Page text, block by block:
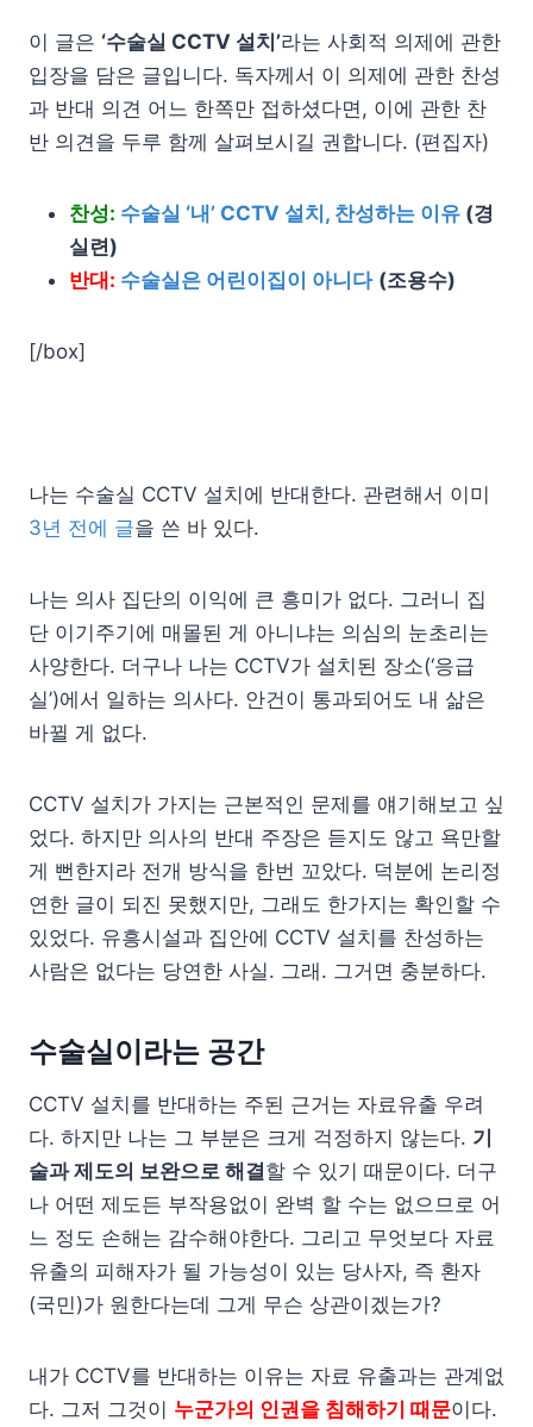
이 글은 ‘수술실 CCTV 설치’라는 사회적 의제에 관한
입장을 담은 글입니다. 독자께서 이 의제에 관한 찬성
과 반대 의견 어느 한쪽만 접하셨다면, 이에 관한 찬
반 의견을 두루 함께 살펴보시길 권합니다. (편집자)
찬성: 수술실 ‘내’ CCTV 설치, 찬성하는 이유 (경
실련)
반대: 수술실은 어린이집이 아니다 (조용수)
[/box]
나는 수술실 CCTV 설치에 반대한다. 관련해서 이미
3년 전에 글을 쓴 바 있다.
나는 의사 집단의 이익에 큰 흥미가 없다. 그러니 집
단 이기주기에 매몰된 게 아니냐는 의심의 눈초리는
사양한다. 더구나 나는 CCTV가 설치된 장소(‘응급
실’)에서 일하는 의사다. 안건이 통과되어도 내 삶은
바뀔 게 없다.
CCTV 설치가 가지는 근본적인 문제를 얘기해보고 싶
었다. 하지만 의사의 반대 주장은 듣지도 않고 욕만할
게 뻔한지라 전개 방식을 한번 꼬았다. 덕분에 논리정
연한 글이 되진 못했지만, 그래도 한가지는 확인할 수
있었다. 유흥시설과 집안에 CCTV 설치를 찬성하는
사람은 없다는 당연한 사실. 그래. 그거면 충분하다.
수술실이라는 공간
CCTV 설치를 반대하는 주된 근거는 자료유출 우려
다. 하지만 나는 그 부분은 크게 걱정하지 않는다. 기
술과 제도의 보완으로 해결할 수 있기 때문이다. 더구
나 어떤 제도든 부작용없이 완벽 할 수는 없으므로 어
느 정도 손해는 감수해야한다. 그리고 무엇보다 자료
유출의 피해자가 될 가능성이 있는 당사자, 즉 환자
(국민)가 원한다는데 그게 무슨 상관이겠는가?
내가 CCTV를 반대하는 이유는 자료 유출과는 관계없
다. 그저 그것이 누군가의 인권을 침해하기 때문이다.